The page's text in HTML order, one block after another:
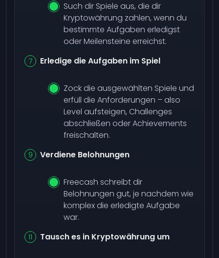
Such dir Spiele aus, die dir
Kryptowährung zahlen, wenn du
bestimmte Aufgaben erledigst
oder Meilensteine erreichst.
Erledige die Aufgaben im Spiel
Zock die ausgewählten Spiele und
erfüll die Anforderungen – also
Level aufsteigen, Challenges
abschließen oder Achievements
freischalten.
Verdiene Belohnungen
Freecash schreibt dir
Belohnungen gut, je nachdem wie
komplex die erledigte Aufgabe
war.
Tausch es in Kryptowährung um